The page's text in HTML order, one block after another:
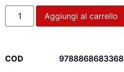
Aggiungi al carrello
COD 9788868683368